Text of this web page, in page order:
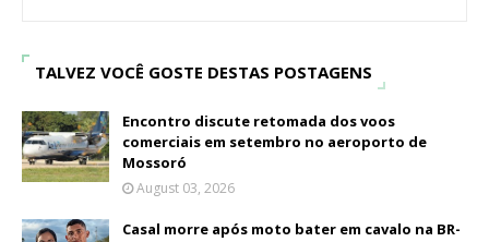
TALVEZ VOCÊ GOSTE DESTAS POSTAGENS
Encontro discute retomada dos voos
comerciais em setembro no aeroporto de
Mossoró
August 03, 2026
Casal morre após moto bater em cavalo na BR-